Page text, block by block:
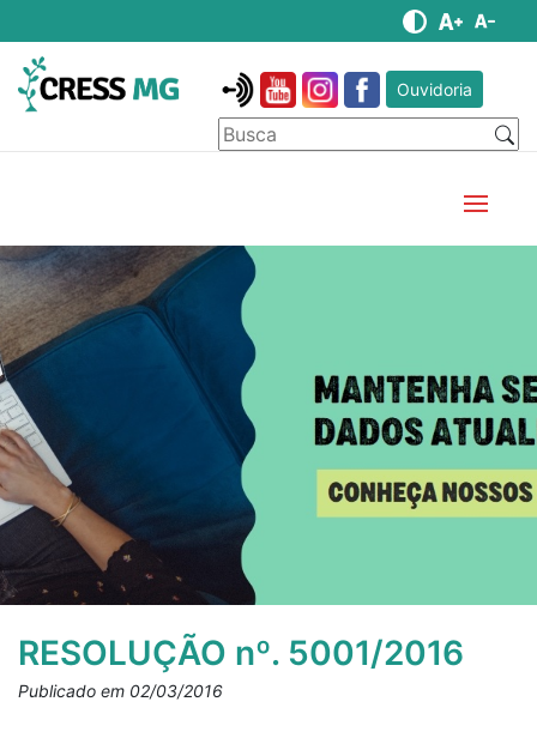
Ouvidoria
RESOLUÇÃO nº. 5001/2016
Publicado em 02/03/2016